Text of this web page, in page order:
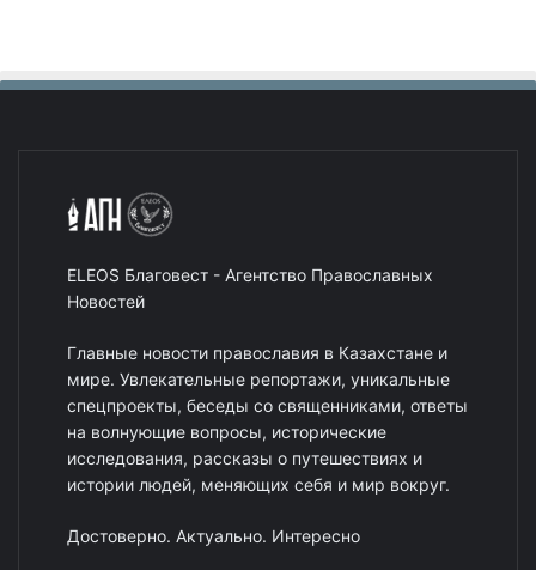
ELEOS Благовест - Агентство Православных
Новостей
Главные новости православия в Казахстане и
мире. Увлекательные репортажи, уникальные
спецпроекты, беседы со священниками, ответы
на волнующие вопросы, исторические
исследования, рассказы о путешествиях и
истории людей, меняющих себя и мир вокруг.
Достоверно. Актуально. Интересно